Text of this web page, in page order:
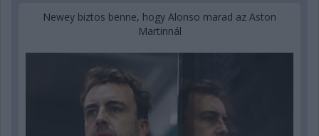
Newey biztos benne, hogy Alonso marad az Aston
Martinnál